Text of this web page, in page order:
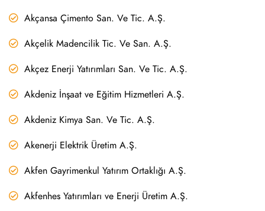
Akçansa Çimento San. Ve Tic. A.Ş.
Akçelik Madencilik Tic. Ve San. A.Ş.
Akçez Enerji Yatırımları San. Ve Tic. A.Ş.
Akdeniz İnşaat ve Eğitim Hizmetleri A.Ş.
Akdeniz Kimya San. Ve Tic. A.Ş.
Akenerji Elektrik Üretim A.Ş.
Akfen Gayrimenkul Yatırım Ortaklığı A.Ş.
Akfenhes Yatırımları ve Enerji Üretim A.Ş.